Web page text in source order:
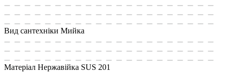
Вид сантехніки Мийка
Матеріал Нержавійка SUS 201